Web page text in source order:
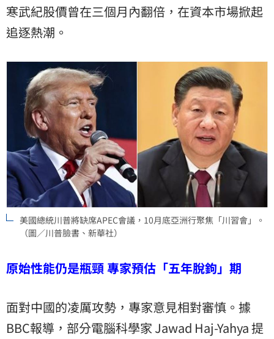
寒武紀股價曾在三個月內翻倍，在資本市場掀起
追逐熱潮。
美國總統川普將缺席APEC會議，10月底亞洲行聚焦「川習會」。
（圖／川普臉書、新華社）
原始性能仍是瓶頸 專家預估「五年脫鉤」期
面對中國的凌厲攻勢，專家意見相對審慎。據
BBC報導，部分電腦科學家 Jawad Haj-Yahya 提